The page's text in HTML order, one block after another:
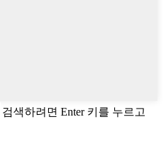
검색하려면 Enter 키를 누르고